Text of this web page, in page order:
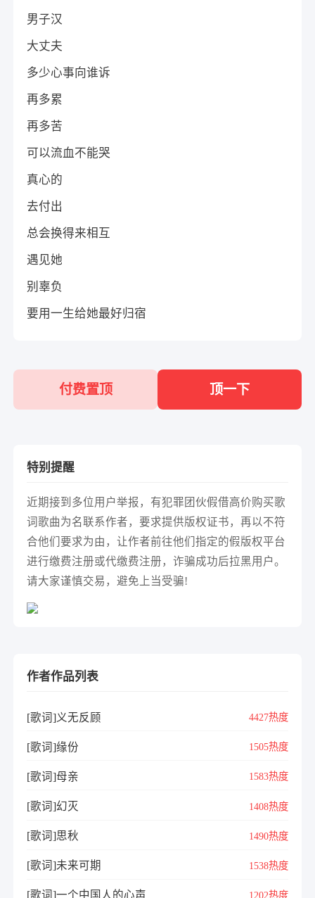
男子汉
大丈夫
多少心事向谁诉
再多累
再多苦
可以流血不能哭
真心的
去付出
总会换得来相互
遇见她
别辜负
要用一生给她最好归宿
付费置顶 顶一下
特别提醒
近期接到多位用户举报，有犯罪团伙假借高价购买歌
词歌曲为名联系作者，要求提供版权证书，再以不符
合他们要求为由，让作者前往他们指定的假版权平台
进行缴费注册或代缴费注册，诈骗成功后拉黑用户。
请大家谨慎交易，避免上当受骗!
作者作品列表
[歌词]义无反顾 4427热度
[歌词]缘份 1505热度
[歌词]母亲 1583热度
[歌词]幻灭 1408热度
[歌词]思秋 1490热度
[歌词]未来可期 1538热度
[歌词]一个中国人的心声 1202热度